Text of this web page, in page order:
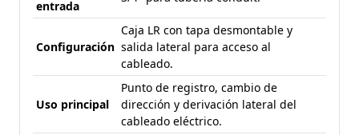
entrada
Configuración
Caja LR con tapa desmontable y
salida lateral para acceso al
cableado.
Uso principal
Punto de registro, cambio de
dirección y derivación lateral del
cableado eléctrico.